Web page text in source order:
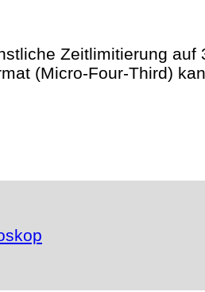
Zeitlimitierung auf
(Micro-Four-Third)